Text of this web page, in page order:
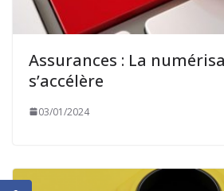
Assurances : La
s’accélère
03/01/2024